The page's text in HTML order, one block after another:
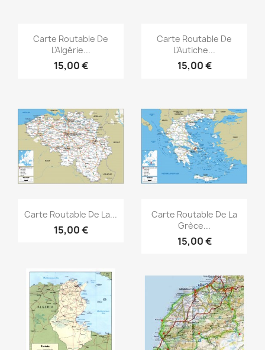
Aperçu rapide
Carte Routable De
L'Algérie...
15,00 €
Aperçu rapide
Carte Routable De
L'Autiche...
15,00 €
Aperçu rapide
Carte Routable De La...
15,00 €
Aperçu rapide
Carte Routable De La
Grèce...
15,00 €